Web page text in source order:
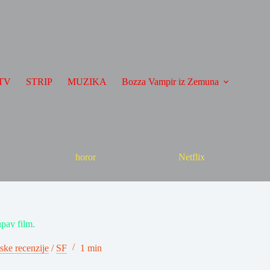
STRIP MUZIKA Bozza Vampir iz Zemuna
horor Netflix
film.
recenzije / SF 1 min